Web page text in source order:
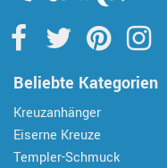
Beliebte Kategorien
Kreuzanhänger
Eiserne Kreuze
Templer-Schmuck